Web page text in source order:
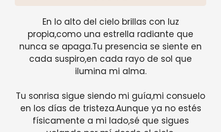
En lo alto del cielo brillas con luz
propia,como una estrella radiante que
nunca se apaga.Tu presencia se siente en
cada suspiro,en cada rayo de sol que
ilumina mi alma.
Tu sonrisa sigue siendo mi guía,mi consuelo
en los días de tristeza.Aunque ya no estés
físicamente a mi lado,sé que sigues